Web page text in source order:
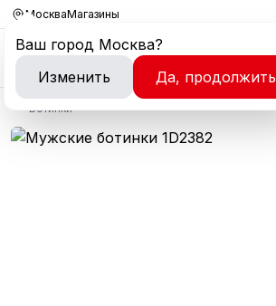
Москва
Ваш город Москва?
Изменить
Да, продолжить
Магазины
Ботинки